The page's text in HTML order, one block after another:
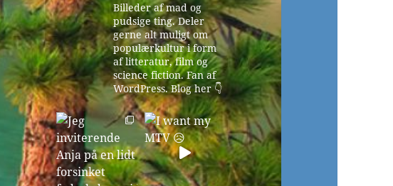
Billeder af mad og
pudsige ting. Deler
gerne alt muligt om
populærkultur i form
af litteratur, film og
science fiction. Fan af
WordPress.Blog her 👇